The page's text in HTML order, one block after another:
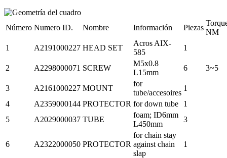
Número Numero ID. Nombre Información Piezas
NM
1
A2191000227 HEAD SET
Acros AIX-
585
1
2 A2298000071 SCREW
M5x0.8
L15mm
6 3~5
3 A2161000227 MOUNT
for
tube/accesoires
1
4
A2359000144 PROTECTOR for down tube
1
5
A2029000037 TUBE
foam; ID6mm
L450mm
3
6 A2322000050 PROTECTOR
for chain stay
against chain
slap
1